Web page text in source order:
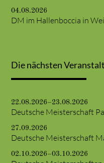
04.08.2026
DM im Hallenboccia in
Die nächsten
22.08.2026–23.08.2026
Deutsche Meisterschaft
27.09.2026
Deutsche Meisterschaft
02.10.2026–03.10.2026